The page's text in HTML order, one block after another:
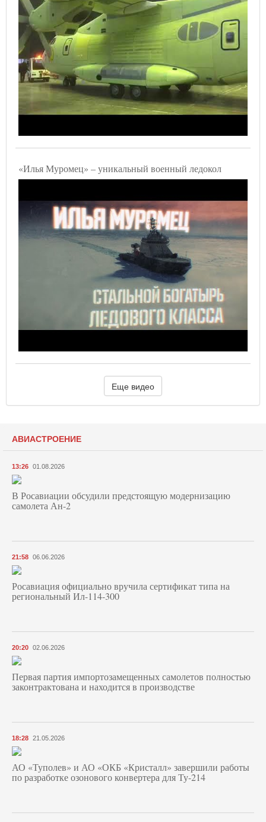
«Илья Муромец» – уникальный военный ледокол
Еще видео
АВИАСТРОЕНИЕ
13:26 01.08.2026
В Росавиации обсудили предстоящую модернизацию
самолета Ан-2
21:58 06.06.2026
Росавиация официально вручила сертификат типа на
региональный Ил-114-300
20:20 02.06.2026
Первая партия импортозамещенных самолетов полностью
законтрактована и находится в производстве
18:28 21.05.2026
АО «Туполев» и АО «ОКБ «Кристалл» завершили работы
по разработке озонового конвертера для Ту-214